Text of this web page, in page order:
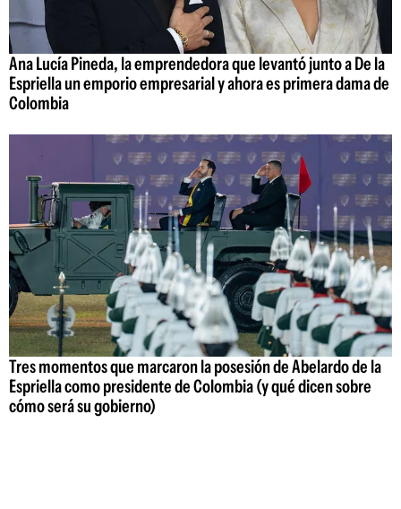
Ana Lucía Pineda, la emprendedora que levantó junto a De la
Espriella un emporio empresarial y ahora es primera dama de
Colombia
Tres momentos que marcaron la posesión de Abelardo de la
Espriella como presidente de Colombia (y qué dicen sobre
cómo será su gobierno)